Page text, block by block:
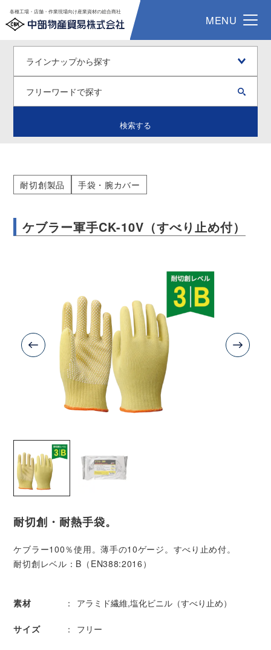
各種工場・店舗・作業現場向け産業資材の総合商社
MENU
検索する
耐切創製品 手袋・腕カバー
ケブラー軍手CK-10V（すべり止め付）
耐切創・耐熱手袋。
ケブラー100％使用。薄手の10ゲージ。すべり止め付。
耐切創レベル：B（EN388:2016）
素材 アラミド繊維,塩化ビニル（すべり止め）
サイズ フリー